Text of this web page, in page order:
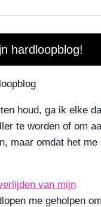
hardloopblog!
houd, ga ik elke
te worden of om
maar omdat het me
van mijn
me geholpen